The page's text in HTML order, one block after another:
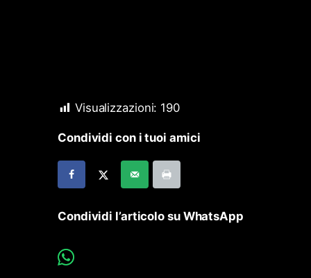
Visualizzazioni: 190
Condividi con i tuoi amici
Condividi l’articolo su WhatsApp